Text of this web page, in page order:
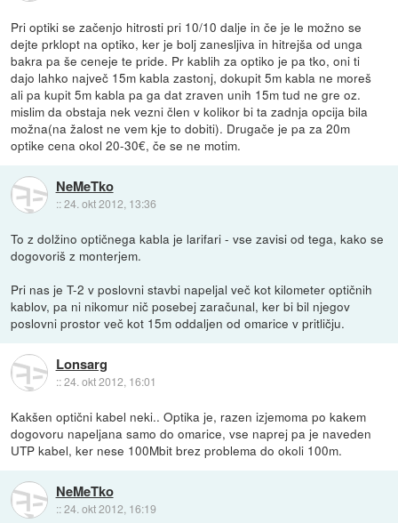
Pri optiki se začenjo hitrosti pri 10/10 dalje in če je le možno se
dejte prklopt na optiko, ker je bolj zanesljiva in hitrejša od unga
bakra pa še ceneje te pride. Pr kablih za optiko je pa tko, oni ti
dajo lahko največ 15m kabla zastonj, dokupit 5m kabla ne moreš
ali pa kupit 5m kabla pa ga dat zraven unih 15m tud ne gre oz.
mislim da obstaja nek vezni člen v kolikor bi ta zadnja opcija bila
možna(na žalost ne vem kje to dobiti). Drugače je pa za 20m
optike cena okol 20-30€, če se ne motim.
NeMeTko
::24. okt 2012, 13:36
To z dolžino optičnega kabla je larifari - vse zavisi od tega, kako se
dogovoriš z monterjem.
Pri nas je T-2 v poslovni stavbi napeljal več kot kilometer optičnih
kablov, pa ni nikomur nič posebej zaračunal, ker bi bil njegov
poslovni prostor več kot 15m oddaljen od omarice v pritličju.
Lonsarg
::24. okt 2012, 16:01
Kakšen optični kabel neki.. Optika je, razen izjemoma po kakem
dogovoru napeljana samo do omarice, vse naprej pa je naveden
UTP kabel, ker nese 100Mbit brez problema do okoli 100m.
NeMeTko
::24. okt 2012, 16:19